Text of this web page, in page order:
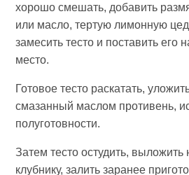
хорошо смешать, добавить
или масло, тертую лимонную
замесить тесто и поставить его
место.
Готовое тесто раскатать,
смазанный маслом противень,
полуготовности.
Затем тесто остудить,
клубнику, залить заранее